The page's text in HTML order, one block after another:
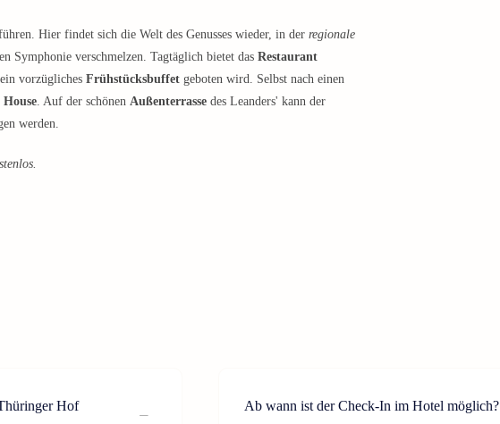
Hier findet sich die Welt des Genusses wieder, in der regionale
Symphonie verschmelzen. Tagtäglich bietet das Restaurant
vorzügliches Frühstücksbuffet geboten wird. Selbst nach einen
. Auf der schönen Außenterrasse des Leanders' kann der
werden.
Hof Ab wann ist der Check-In im Hotel möglich?